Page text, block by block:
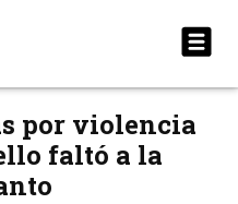
por violencia
faltó a la